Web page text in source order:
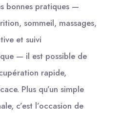
bonnes pratiques —
sommeil, massages,
et suivi
— il est possible de
rapide,
Plus qu’un simple
c’est l’occasion de